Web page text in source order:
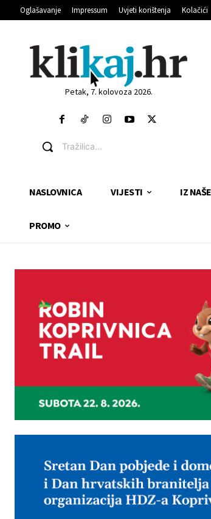
Oglašavanje Impressum Uvjeti korištenja Kolačići
Petak, 7. kolovoza 2026.
Tražilica...
NASLOVNICA VIJESTI IZ
PROMO